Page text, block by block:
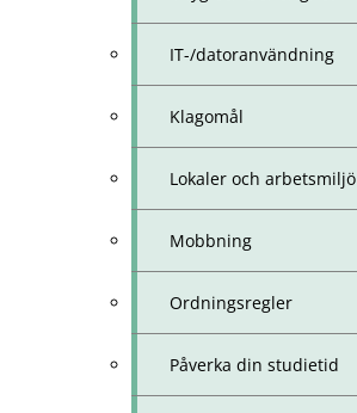
IT-/datoranvändning
Klagomål
Lokaler och arbetsmiljö
Mobbning
Ordningsregler
Påverka din studietid